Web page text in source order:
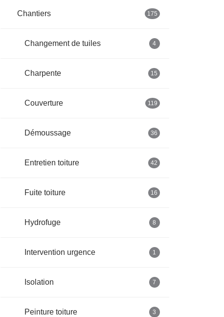
Chantiers 175
Changement de tuiles 4
Charpente 15
Couverture 119
Démoussage 36
Entretien toiture 42
Fuite toiture 16
Hydrofuge 8
Intervention urgence 1
Isolation 7
Peinture toiture 3